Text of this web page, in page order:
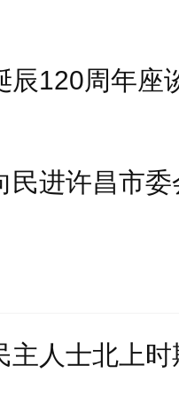
辰120周年座
民进许昌市
主人士北上